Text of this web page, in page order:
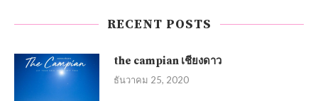
RECENT POSTS
the campian เชียงดาว
ธันวาคม 25, 2020